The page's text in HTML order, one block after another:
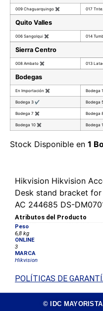
009 Chaguarquingo ✖ 017
Quito Valles
006 Sangolqui ✖ 014
Sierra Centro
008 Ambato ✖ 013
Bodegas
En Importación ✖ Bodega 1
Bodega 3 ✔ Bodega
Bodega 7 ✖ Bodega
Bodega 10 ✖ Bodega
Stock Disponible en 1
Hikvision Hikvision
Desk stand bracket for
AC 244685 DS-
Atributos del Producto
Peso
6,8 kg
ONLINE
3
MARCA
Hikvision
POLÍTICAS DE
© IDC